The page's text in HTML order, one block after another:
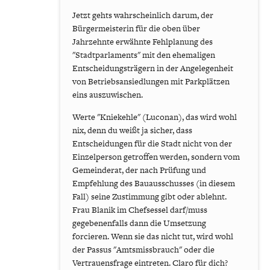
Jetzt gehts wahrscheinlich darum, der
Bürgermeisterin für die oben über
Jahrzehnte erwähnte Fehlplanung des
"Stadtparlaments" mit den ehemaligen
Entscheidungsträgern in der Angelegenheit
von Betriebsansiedlungen mit Parkplätzen
eins auszuwischen.
Werte "Kniekehle" (Luconan), das wird wohl
nix, denn du weißt ja sicher, dass
Entscheidungen für die Stadt nicht von der
Einzelperson getroffen werden, sondern vom
Gemeinderat, der nach Prüfung und
Empfehlung des Bauausschusses (in diesem
Fall) seine Zustimmung gibt oder ablehnt.
Frau Blanik im Chefsessel darf/muss
gegebenenfalls dann die Umsetzung
forcieren. Wenn sie das nicht tut, wird wohl
der Passus "Amtsmissbrauch" oder die
Vertrauensfrage eintreten. Claro für dich?